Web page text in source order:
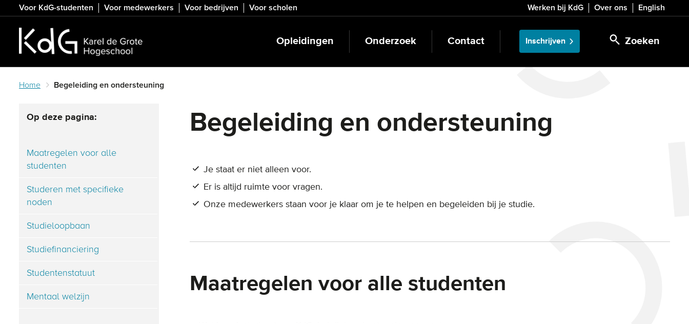
to
main
content
Voor KdG-studenten Voor medewerkers Voor bedrijven Voor scholen Werken bij KdG Over ons English
Zoeken
Opleidingen Onderzoek Contact Inschrijven
Home Begeleiding en ondersteuning
Op deze pagina:
Maatregelen voor alle
studenten
Studeren met specifieke
noden
Studieloopbaan
Studiefinanciering
Studentenstatuut
Mentaal welzijn
Begeleiding en ondersteuning
Je staat er niet alleen voor.
Er is altijd ruimte voor vragen.
Onze medewerkers staan voor je klaar om je te helpen en begeleiden bij je studie.
Maatregelen voor alle studenten